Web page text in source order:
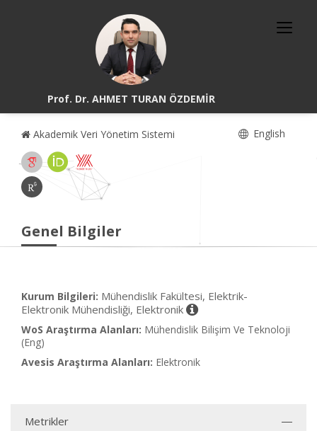
Prof. Dr. AHMET TURAN ÖZDEMİR
Akademik Veri Yönetim Sistemi English
Genel Bilgiler
Kurum Bilgileri: Mühendislik Fakültesi, Elektrik-
Elektronik Mühendisliği, Elektronik
WoS Araştırma Alanları: Mühendislik Bilişim Ve Teknoloji
(Eng)
Avesis Araştırma Alanları: Elektronik
Metrikler